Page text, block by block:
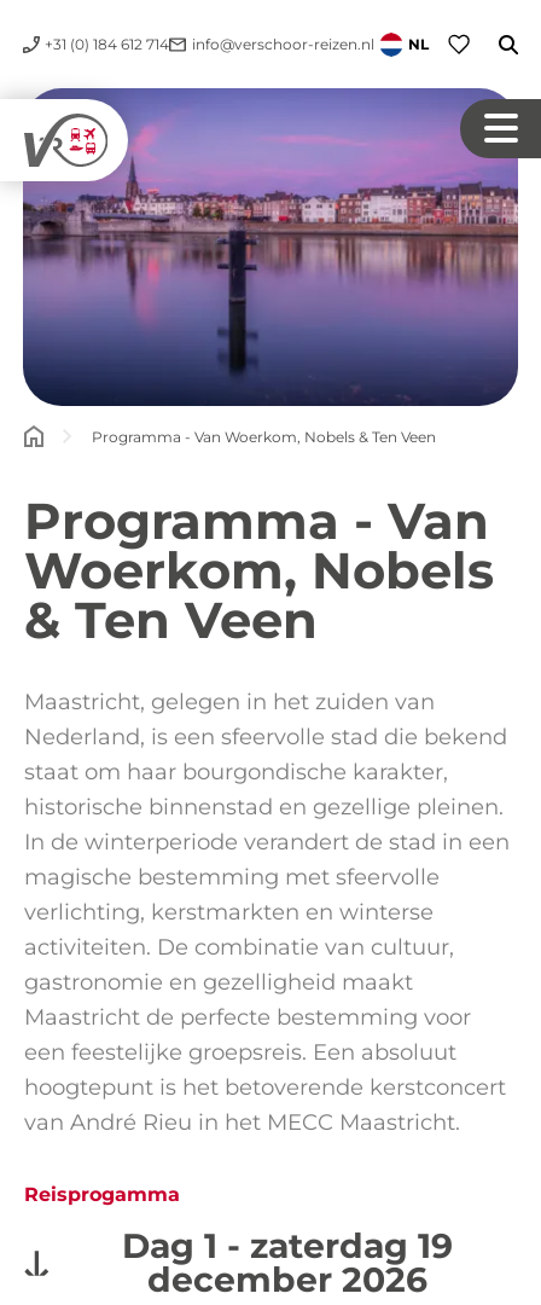
+31 (0) 184 612 714 info@verschoor-reizen.nl NL
Programma - Van Woerkom, Nobels & Ten Veen
Programma - Van
Woerkom, Nobels
& Ten Veen
Maastricht, gelegen in het zuiden van
Nederland, is een sfeervolle stad die bekend
staat om haar bourgondische karakter,
historische binnenstad en gezellige pleinen.
In de winterperiode verandert de stad in een
magische bestemming met sfeervolle
verlichting, kerstmarkten en winterse
activiteiten. De combinatie van cultuur,
gastronomie en gezelligheid maakt
Maastricht de perfecte bestemming voor
een feestelijke groepsreis. Een absoluut
hoogtepunt is het betoverende kerstconcert
van André Rieu in het MECC Maastricht.
Reisprogamma
Dag 1 - zaterdag 19
december 2026